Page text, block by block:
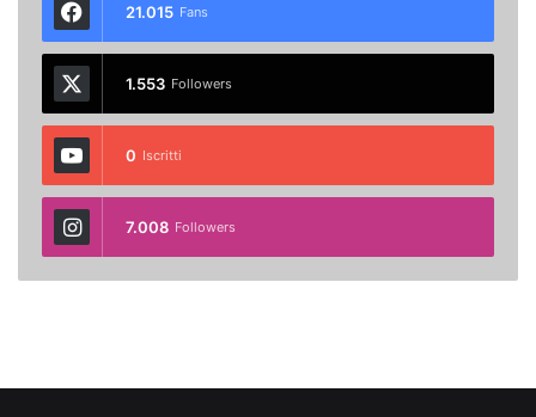
21.015 Fans
1.553 Followers
0 Iscritti
7.008 Followers